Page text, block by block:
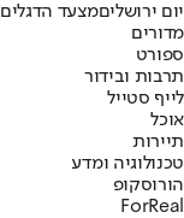
יום ירושליםמצעד הדגלים
מדורים
ספורט
תרבות ובידור
לייף סטייל
אוכל
תיירות
טכנולוגיה ומדע
הורוסקופ
ForReal